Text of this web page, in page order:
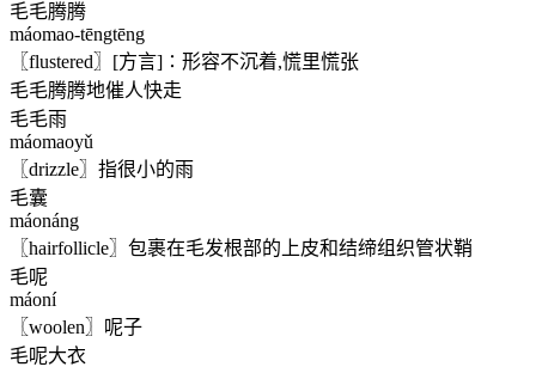
毛毛腾腾
máomao-tēngtēng
〖flustered〗[方言]∶形容不沉着,慌里慌张
毛毛腾腾地催人快走
毛毛雨
máomaoyǔ
〖drizzle〗指很小的雨
毛囊
máonáng
〖hairfollicle〗包裹在毛发根部的上皮和结缔组织管状鞘
毛呢
máoní
〖woolen〗呢子
毛呢大衣